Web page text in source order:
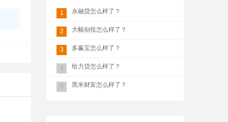
1 永融贷怎么样了？
2 大幅创投怎么样了？
3 多赢宝怎么样了？
4 给力贷怎么样了？
5 黑米财富怎么样了？